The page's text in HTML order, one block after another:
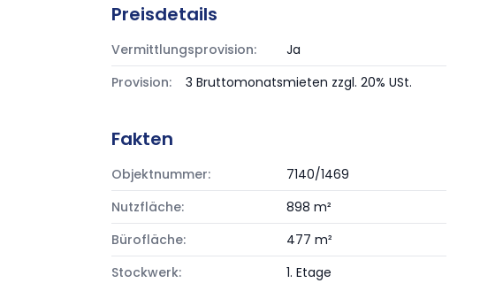
Preisdetails
Vermittlungsprovision:
Ja
Provision:
3 Bruttomonatsmieten zzgl. 20% USt.
Fakten
Objektnummer:
7140/1469
Nutzfläche:
898 m²
Bürofläche:
477 m²
Stockwerk:
1. Etage